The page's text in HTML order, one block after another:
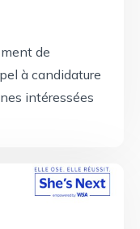
de
à candidature
intéressées